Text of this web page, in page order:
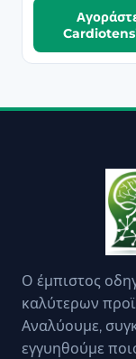
Ο έμπιστος
καλύτερων
Αναλύουμε,
εγγυηθούμε